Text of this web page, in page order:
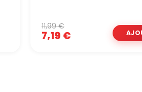
7,19 €
11,99 €